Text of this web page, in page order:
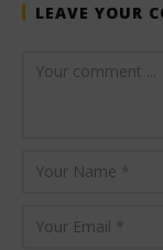
LEAVE YOUR